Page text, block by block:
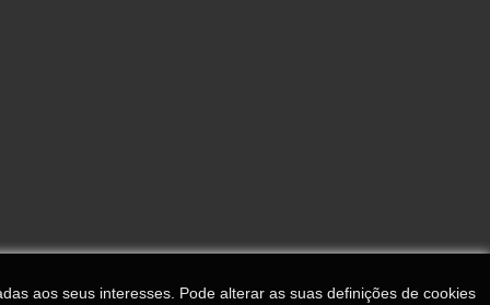
aos seus interesses. Pode alterar as suas definições de cookies